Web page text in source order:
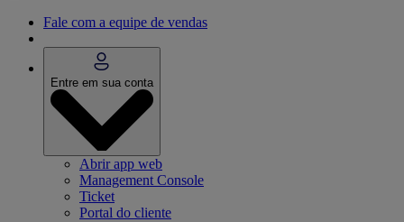
Fale com a equipe de vendas
Entre em sua conta
Abrir app web
Management Console
Ticket
Portal do cliente